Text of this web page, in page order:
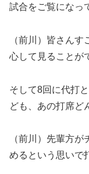
試合をご覧になっ
（前川）皆さん
心して見ることが
そして8回に代打
ども、あの打席ど
（前川）先輩方
めるという思いで